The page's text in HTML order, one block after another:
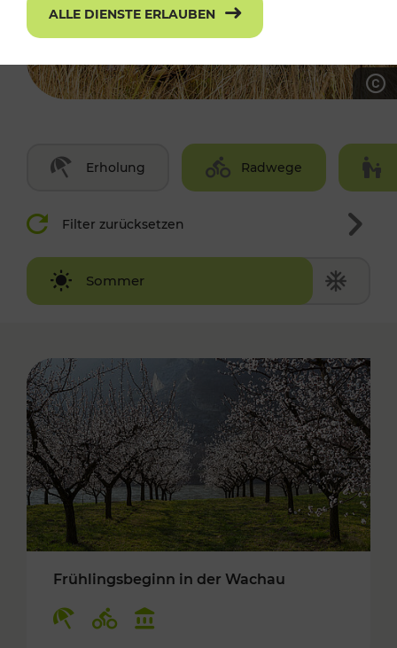
Erholung Radwege
Filter zurücksetzen
Sommer
Winter
Frühlingsbeginn in der Wachau
ALLE DIENSTE ERLAUBEN